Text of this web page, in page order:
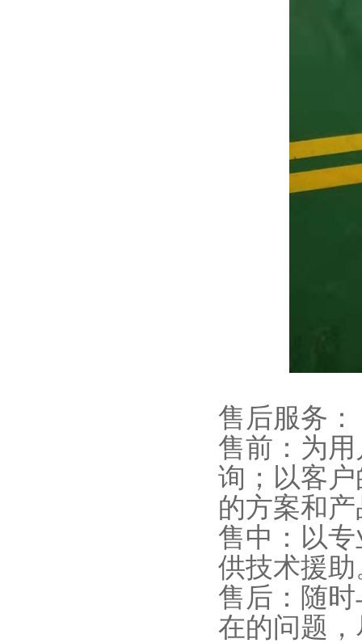
售后服务：
售前：为
询；以客
的方案和
售中：以
供技术援助
售后：随
在的问题